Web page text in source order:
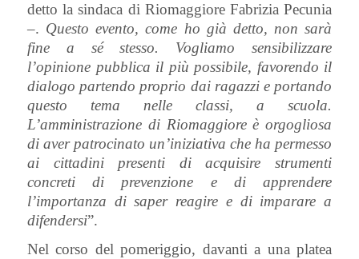
detto la sindaca di Riomaggiore Fabrizia Pecunia
–. Questo evento, come ho già detto, non sarà
fine a sé stesso. Vogliamo sensibilizzare
l’opinione pubblica il più possibile, favorendo il
dialogo partendo proprio dai ragazzi e portando
questo tema nelle classi, a scuola.
L’amministrazione di Riomaggiore è orgogliosa
di aver patrocinato un’iniziativa che ha permesso
ai cittadini presenti di acquisire strumenti
concreti di prevenzione e di apprendere
l’importanza di saper reagire e di imparare a
difendersi”.
Nel corso del pomeriggio, davanti a una platea